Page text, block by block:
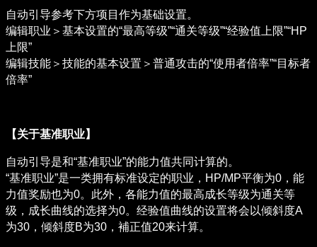
自动引导参考下方项目作为基础设置。
编辑职业＞基本设置的“最高等级”“通关等级”“经验值上限”“HP
上限”
编辑技能＞技能的基本设置＞普通攻击的“使用者倍率”“目标者
倍率”
【关于基准职业】
自动引导是和“基准职业”的能力值共同计算的。
“基准职业”是一类拥有标准设定的职业，HP/MP平衡为0，能
力值奖励也为0。此外，各能力值的最高成长等级为通关等
级，成长曲线的选择为0。经验值曲线的设置将会以倾斜度A
为30，倾斜度B为30，補正值20来计算。